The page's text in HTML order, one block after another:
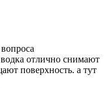
отлично снимают
поверхность. а тут